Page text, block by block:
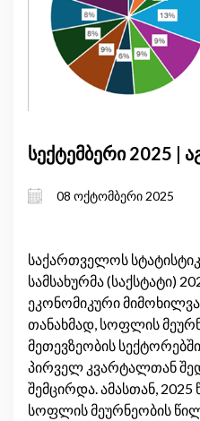
სექტემბერი 2025 |
08 ოქტომბერი 2025
საქართველოს
სამსახურმა (საქსტატი)
ეკონომიკური მიმოხილვა
თანახმად, სოფლის
მეთევზეობის
პირველ კვარტალთან
შემცირდა. ამასთან,
სოფლის მეურნეობის